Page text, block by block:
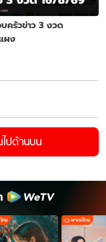
ครัวข่าว 3 งวด
ผง
ปด้านบน